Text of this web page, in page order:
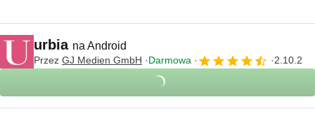
urbia na Android
Przez GJ Medien GmbH Darmowa 2.10.2